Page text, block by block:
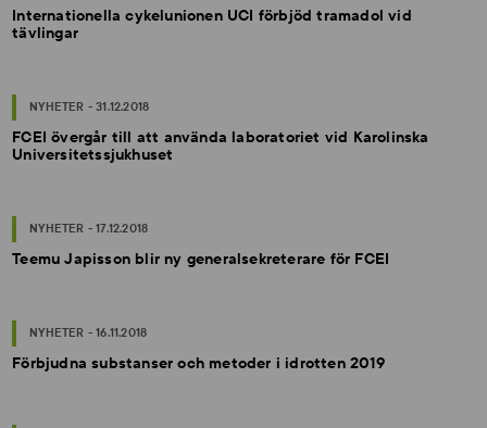
Internationella cykelunionen UCI förbjöd tramadol vid
tävlingar
NYHETER - 31.12.2018
FCEI övergår till att använda laboratoriet vid Karolinska
Universitetssjukhuset
NYHETER - 17.12.2018
Teemu Japisson blir ny generalsekreterare för FCEI
NYHETER - 16.11.2018
Förbjudna substanser och metoder i idrotten 2019